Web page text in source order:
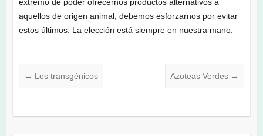
aquellos de origen animal, debemos esforzarnos por evitar
estos últimos. La elección está siempre en nuestra mano.
← Los transgénicos Azoteas Verdes →